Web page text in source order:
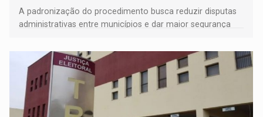
A padronização do procedimento busca reduzir disputas
administrativas entre municípios e dar maior segurança